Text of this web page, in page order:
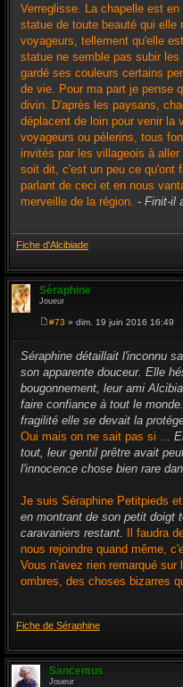
Verreglisse. La chapelle est
statue de toute beauté qui elle
voyageurs, tellement qu'elle
statue ne semble pas subir
gardé ses couleurs certains
de vie. Pour ma part je pense
divin. D'après les paysans,
déplacent de loin pour venir la
voyageurs ou pèlerins, tous
invités par les villageois à
soit dit, c'est un peu ce qu'ont
parlant de ceci et en nous
merveille de la région. - Finit-il
Fiche d'Alcibiade
Séraphine
Joueur
s
s
a
e
#73 » dim. 19 juin 2016 16:49
Séraphine détaillait l'inconnu
son apparente douceur. Elle
bougonnement, leur ami
faire confiance à tout le
fragilité elle se devait la
Oui mais on ne sait pas si ...
tout, leur gentil prêtre avait
l'innocence chose bien rare
Je suis Séraphine Petitpieds
en montrant de son petit doigt
caravaniers restant.
Il faudra
nous rejoindre quand même,
Vous n'avez rien remarqué
ombres, des choses bizarres
Fiche de Séraphine
Sancemus
Joueur